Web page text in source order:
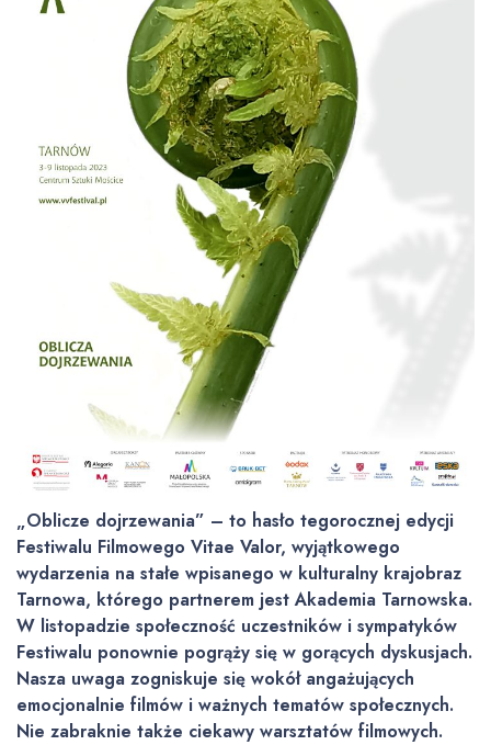
„Oblicze dojrzewania” – to hasło tegorocznej edycji
Festiwalu Filmowego Vitae Valor, wyjątkowego
wydarzenia na stałe wpisanego w kulturalny krajobraz
Tarnowa, którego partnerem jest Akademia Tarnowska.
W listopadzie społeczność uczestników i sympatyków
Festiwalu ponownie pogrąży się w gorących dyskusjach.
Nasza uwaga zogniskuje się wokół angażujących
emocjonalnie filmów i ważnych tematów społecznych.
Nie zabraknie także ciekawy warsztatów filmowych.